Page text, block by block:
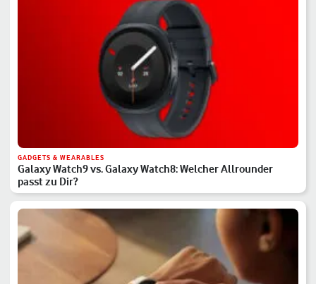
GADGETS & WEARABLES
Galaxy Watch9 vs. Galaxy Watch8: Welcher Allrounder
passt zu Dir?